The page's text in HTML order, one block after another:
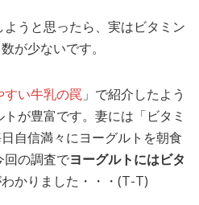
うと思ったら、実はビタミン
が少ないです。
すい牛乳の罠 」で紹介したよう
が豊富です。妻には「ビタミ
自信満々にヨーグルトを朝食
回の調査でヨーグルトにはビタ
かりました・・・(T-T)